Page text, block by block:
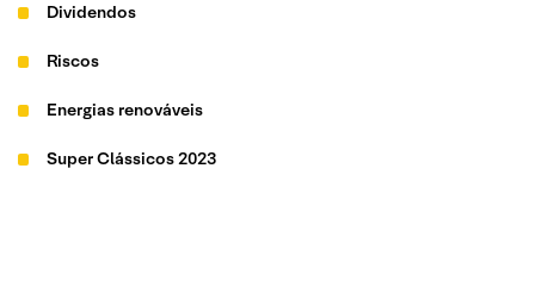
Dividendos
Riscos
Energias renováveis
Super Clássicos 2023